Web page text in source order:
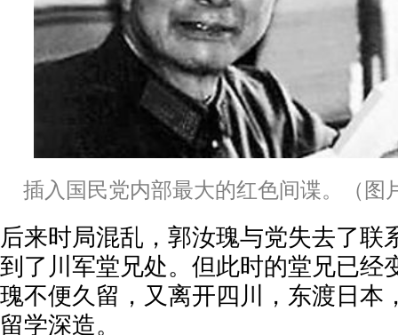
插入国民党内部最大的红色间谍。（图
后来时局混乱，郭汝瑰与党失去了联
到了川军堂兄处。但此时的堂兄已经
瑰不便久留，又离开四川，东渡日本
留学深造。